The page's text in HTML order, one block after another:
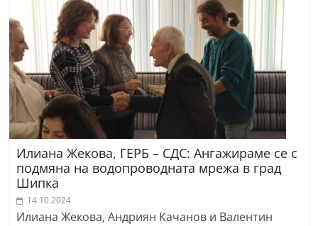
Илиана Жекова, ГЕРБ – СДС: Ангажираме се с
подмяна на водопроводната мрежа в град
Шипка
14.10.2024
Илиана Жекова, Андриян Качанов и Валентин